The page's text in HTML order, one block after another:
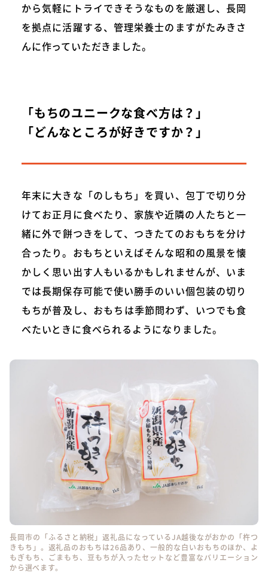
から気軽にトライできそうなものを厳選し、長岡
を拠点に活躍する、管理栄養士のますがたみきさ
んに作っていただきました。
「もちのユニークな食べ方は？」
「どんなところが好きですか？」
年末に大きな「のしもち」を買い、包丁で切り分
けてお正月に食べたり、家族や近隣の人たちと一
緒に外で餅つきをして、つきたてのおもちを分け
合ったり。おもちといえばそんな昭和の風景を懐
かしく思い出す人もいるかもしれませんが、いま
では長期保存可能で使い勝手のいい個包装の切り
もちが普及し、おもちは季節問わず、いつでも食
べたいときに食べられるようになりました。
長岡市の「ふるさと納税」返礼品になっているJA越後ながおかの「杵つ
きもち」。返礼品のおもちは26品あり、一般的な白いおもちのほか、よ
もぎもち、ごまもち、豆もちが入ったセットなど豊富なバリエーション
から選べます。